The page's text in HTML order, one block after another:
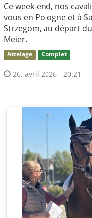
Ce week-end, nos
vous en Pologne et à
Strzegom, au départ
Meier.
Attelage Complet
26. avril 2026 - 20:21